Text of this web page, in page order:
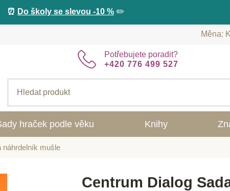
⏰ Do školy se slevou -10 % ✏️
Měna:
Potřebujete poradit?
+420 776 499 527
hraček podle věku Knihy
náhrdelník mušle
Centrum Dialog